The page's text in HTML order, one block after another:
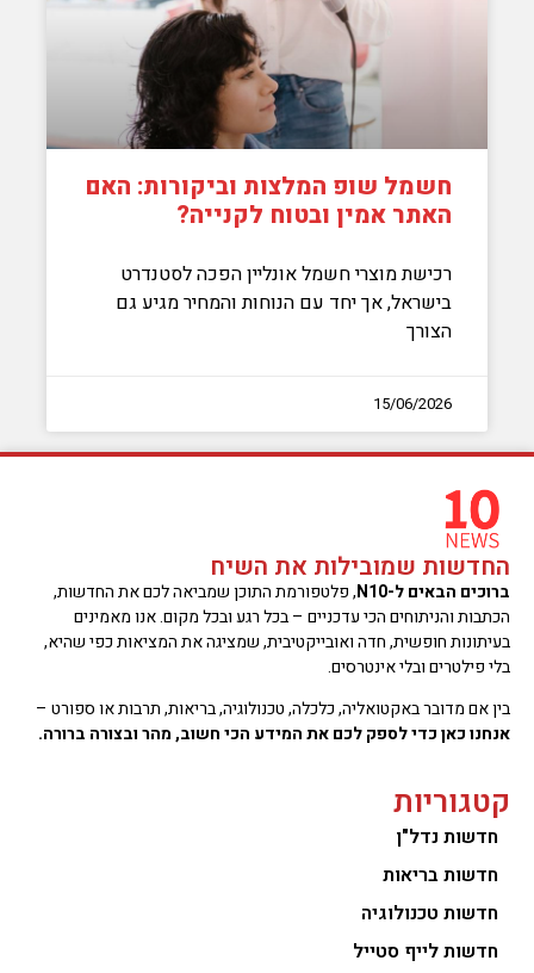
חשמל שופ המלצות וביקורות: האם
האתר אמין ובטוח לקנייה?
רכישת מוצרי חשמל אונליין הפכה לסטנדרט
בישראל, אך יחד עם הנוחות והמחיר מגיע גם
הצורך
15/06/2026
החדשות שמובילות את השיח
ברוכים הבאים ל-N10
, פלטפורמת התוכן שמביאה לכם את החדשות,
הכתבות והניתוחים הכי עדכניים – בכל רגע ובכל מקום. אנו מאמינים
בעיתונות חופשית, חדה ואובייקטיבית, שמציגה את המציאות כפי שהיא,
בלי פילטרים ובלי אינטרסים.
בין אם מדובר באקטואליה, כלכלה, טכנולוגיה, בריאות, תרבות או ספורט –
אנחנו כאן כדי לספק לכם את המידע הכי חשוב, מהר ובצורה ברורה.
קטגוריות
חדשות נדל"ן
חדשות בריאות
חדשות טכנולוגיה
חדשות לייף סטייל